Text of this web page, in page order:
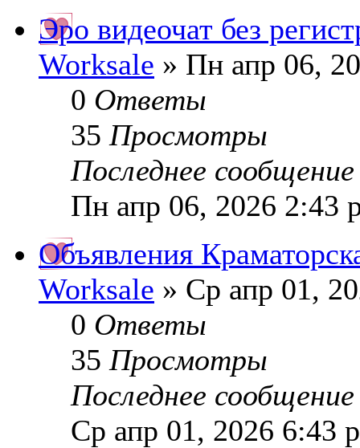
Эро видеочат без
Worksale » Пн апр 06,
0 Ответы
35 Просмотры
Последнее
Пн апр 06, 2026 2:43
Объявления
Worksale » Ср апр 01,
0 Ответы
35 Просмотры
Последнее
Ср апр 01, 2026 6:43